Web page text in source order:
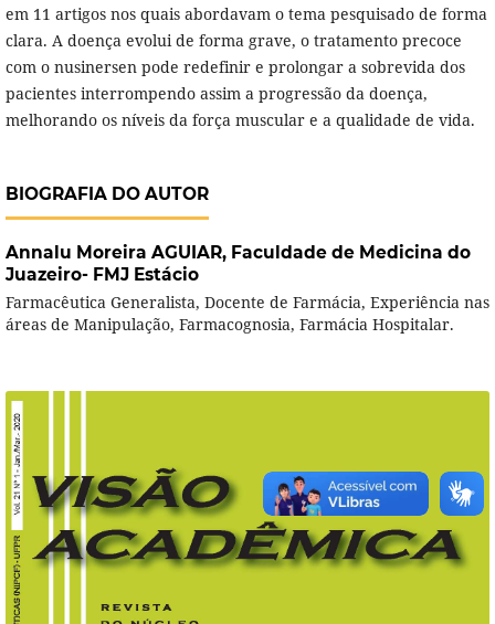
em 11 artigos nos quais abordavam o tema pesquisado de forma
clara. A doença evolui de forma grave, o tratamento precoce
com o nusinersen pode redefinir e prolongar a sobrevida dos
pacientes interrompendo assim a progressão da doença,
melhorando os níveis da força muscular e a qualidade de vida.
BIOGRAFIA DO AUTOR
Annalu Moreira AGUIAR, Faculdade de Medicina do
Juazeiro- FMJ Estácio
Farmacêutica Generalista, Docente de Farmácia, Experiência nas
áreas de Manipulação, Farmacognosia, Farmácia Hospitalar.